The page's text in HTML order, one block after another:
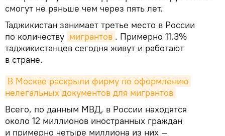
смогут не раньше чем через пять лет.
Таджикистан занимает третье место в России
по количеству мигрантов . Примерно 11,3%
таджикистанцев сегодня живут и работают
в стране.
В Москве раскрыли фирму по оформлению
нелегальных документов для мигрантов
Всего, по данным МВД, в России находятся
около 12 миллионов иностранных граждан
и примерно четыре миллиона из них —